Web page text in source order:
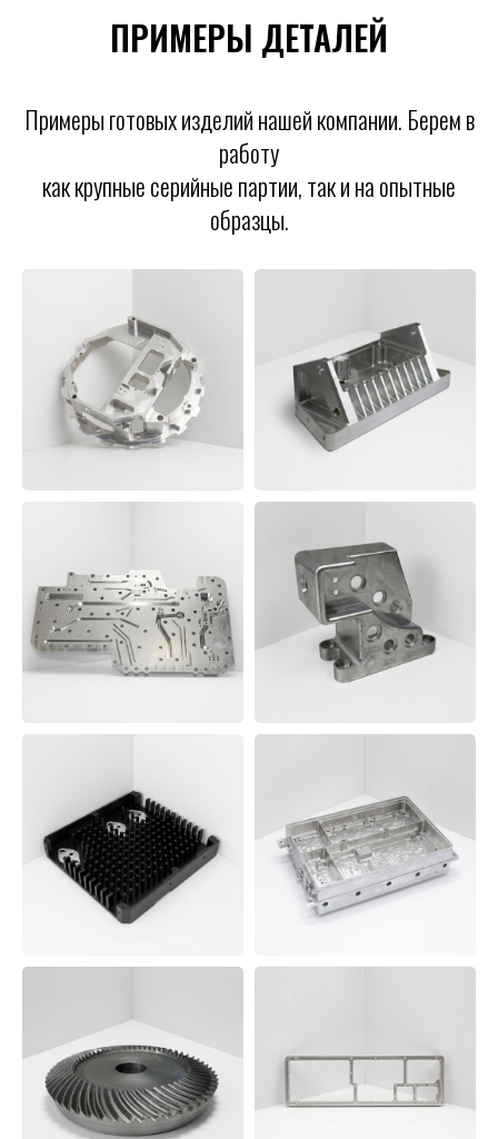
ПРИМЕРЫ ДЕТАЛЕЙ
Примеры готовых изделий нашей компании. Берем в
работу
как крупные серийные партии, так и на опытные
образцы.